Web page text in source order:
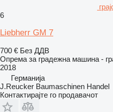
6
Liebherr GM 7
700 € Без ДДВ
Опрема за градежна машина -
2018
Германија
J.Reucker Baumaschinen Handel
Контактирајте го продавачот